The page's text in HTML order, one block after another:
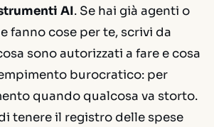
AI. Se hai già agenti o
fanno cose per te, scrivi da
sono autorizzati a fare e cosa
burocratico: per
quando qualcosa va storto.
tenere il registro delle spese